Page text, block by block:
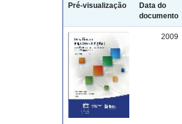
Pré-visualização
Data do
documento
2009